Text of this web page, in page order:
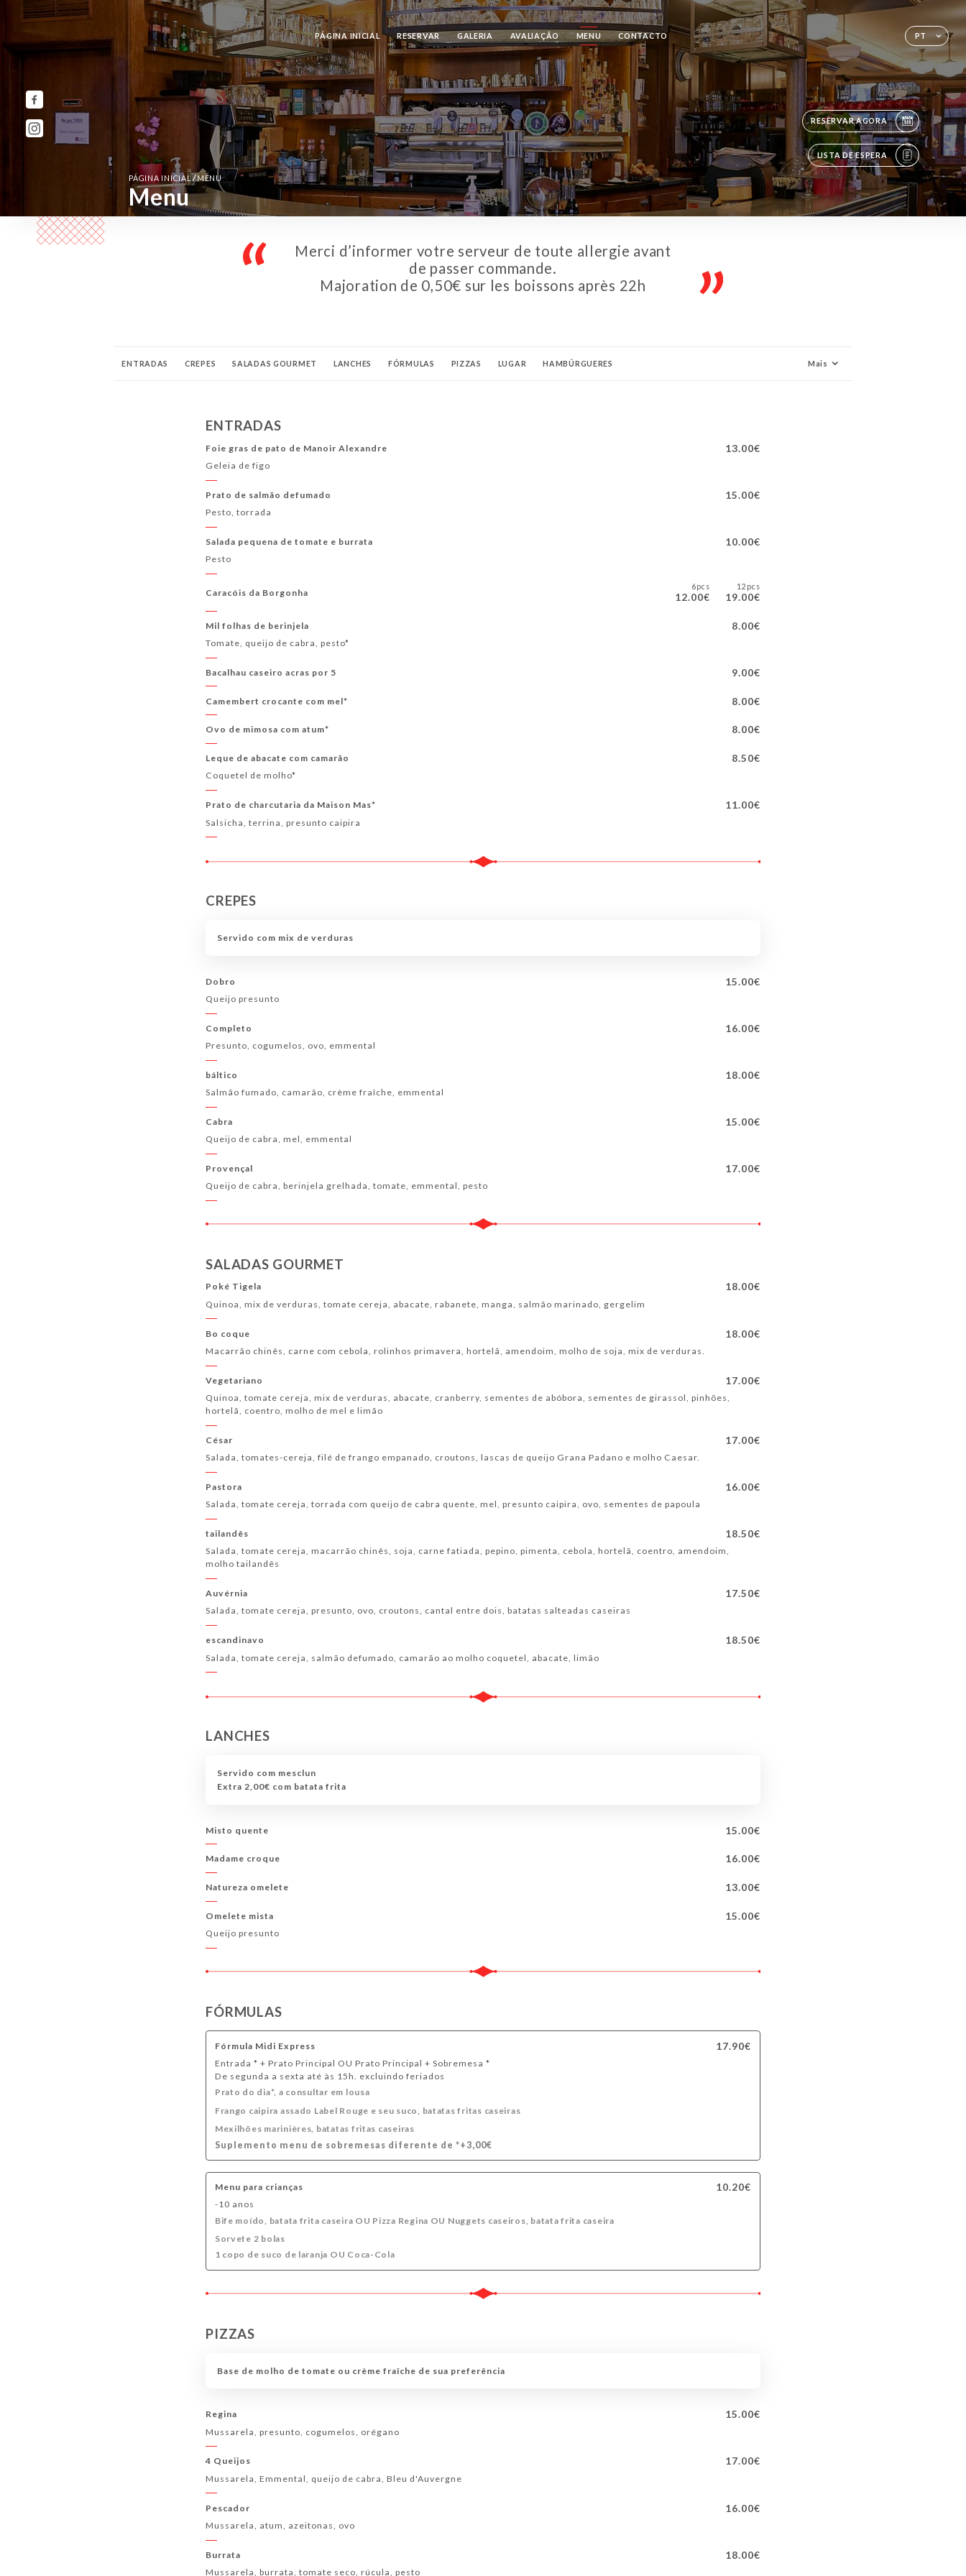
PT
PÁGINA INICIAL RESERVAR GALERIA AVALIAÇÃO MENU CONTACTO
RESERVAR AGORA
LISTA DE ESPERA
PÁGINA INICIAL/MENU
Menu
Merci d’informer votre serveur de toute allergie avant
de passer commande.
Majoration de 0,50€ sur les boissons après 22h
ENTRADAS CREPES SALADAS GOURMET LANCHES FÓRMULAS PIZZAS LUGAR HAMBÚRGUERES
HORA DO APERO!!!! ÁLCOOIS DIGESTIVOS DA FRANÇA
COCKTAILS “OS ESSENCIAIS” COCKTAILS SEM ÁLCOOL
Mais
ENTRADAS
Foie gras de pato de Manoir Alexandre 13.00€
Geleia de figo
Prato de salmão defumado 15.00€
Pesto, torrada
Salada pequena de tomate e burrata 10.00€
Pesto
Caracóis da Borgonha
6pcs
12.00€
12pcs
19.00€
Mil folhas de berinjela 8.00€
Tomate, queijo de cabra, pesto*
Bacalhau caseiro acras por 5 9.00€
Camembert crocante com mel* 8.00€
Ovo de mimosa com atum* 8.00€
Leque de abacate com camarão 8.50€
Coquetel de molho*
Prato de charcutaria da Maison Mas* 11.00€
Salsicha, terrina, presunto caipira
CREPES
Servido com mix de verduras
Dobro 15.00€
Queijo presunto
Completo 16.00€
Presunto, cogumelos, ovo, emmental
báltico 18.00€
Salmão fumado, camarão, crème fraîche, emmental
Cabra 15.00€
Queijo de cabra, mel, emmental
Provençal 17.00€
Queijo de cabra, berinjela grelhada, tomate, emmental, pesto
SALADAS GOURMET
Poké Tigela 18.00€
Quinoa, mix de verduras, tomate cereja, abacate, rabanete, manga, salmão marinado, gergelim
Bo coque 18.00€
Macarrão chinês, carne com cebola, rolinhos primavera, hortelã, amendoim, molho de soja, mix de verduras.
Vegetariano 17.00€
Quinoa, tomate cereja, mix de verduras, abacate, cranberry, sementes de abóbora, sementes de girassol, pinhões,
hortelã, coentro, molho de mel e limão
César 17.00€
Salada, tomates-cereja, filé de frango empanado, croutons, lascas de queijo Grana Padano e molho Caesar.
Pastora 16.00€
Salada, tomate cereja, torrada com queijo de cabra quente, mel, presunto caipira, ovo, sementes de papoula
tailandês 18.50€
Salada, tomate cereja, macarrão chinês, soja, carne fatiada, pepino, pimenta, cebola, hortelã, coentro, amendoim,
molho tailandês
Auvérnia 17.50€
Salada, tomate cereja, presunto, ovo, croutons, cantal entre dois, batatas salteadas caseiras
escandinavo 18.50€
Salada, tomate cereja, salmão defumado, camarão ao molho coquetel, abacate, limão
LANCHES
Servido com mesclun
Extra 2,00€ com batata frita
Misto quente 15.00€
Madame croque 16.00€
Natureza omelete 13.00€
Omelete mista 15.00€
Queijo presunto
FÓRMULAS
Fórmula Midi Express 17.90€
Entrada * + Prato Principal OU Prato Principal + Sobremesa *
De segunda a sexta até às 15h. excluindo feriados
Prato do dia*, a consultar em lousa
Frango caipira assado Label Rouge e seu suco, batatas fritas caseiras
Mexilhões marinières, batatas fritas caseiras
Suplemento menu de sobremesas diferente de *+3,00€
Menu para crianças 10.20€
-10 anos
Bife moído, batata frita caseira OU Pizza Regina OU Nuggets caseiros, batata frita caseira
Sorvete 2 bolas
1 copo de suco de laranja OU Coca-Cola
PIZZAS
Base de molho de tomate ou crème fraîche de sua preferência
Regina 15.00€
Mussarela, presunto, cogumelos, orégano
4 Queijos 17.00€
Mussarela, Emmental, queijo de cabra, Bleu d'Auvergne
Pescador 16.00€
Mussarela, atum, azeitonas, ovo
Burrata 18.00€
Mussarela, burrata, tomate seco, rúcula, pesto